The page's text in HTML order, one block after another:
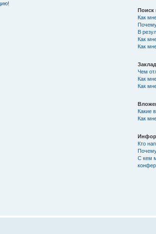
Поиск
Как
В
Как
Как
Чем
Как
Как
Какие
Как
Кто
С кем